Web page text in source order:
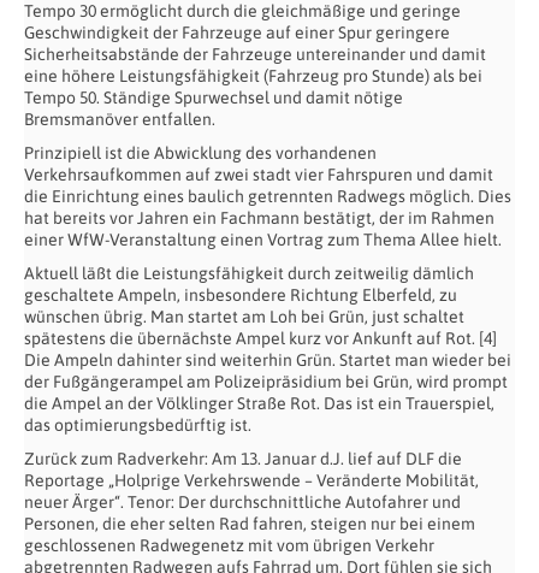
Tempo 30 ermöglicht durch die gleichmäßige und geringe
Geschwindigkeit der Fahrzeuge auf einer Spur geringere
Sicherheitsabstände der Fahrzeuge untereinander und damit
eine höhere Leistungsfähigkeit (Fahrzeug pro Stunde) als bei
Tempo 50. Ständige Spurwechsel und damit nötige
Bremsmanöver entfallen.
Prinzipiell ist die Abwicklung des vorhandenen
Verkehrsaufkommen auf zwei stadt vier Fahrspuren und damit
die Einrichtung eines baulich getrennten Radwegs möglich. Dies
hat bereits vor Jahren ein Fachmann bestätigt, der im Rahmen
einer WfW-Veranstaltung einen Vortrag zum Thema Allee hielt.
Aktuell läßt die Leistungsfähigkeit durch zeitweilig dämlich
geschaltete Ampeln, insbesondere Richtung Elberfeld, zu
wünschen übrig. Man startet am Loh bei Grün, just schaltet
spätestens die übernächste Ampel kurz vor Ankunft auf Rot. [4]
Die Ampeln dahinter sind weiterhin Grün. Startet man wieder bei
der Fußgängerampel am Polizeipräsidium bei Grün, wird prompt
die Ampel an der Völklinger Straße Rot. Das ist ein Trauerspiel,
das optimierungsbedürftig ist.
Zurück zum Radverkehr: Am 13. Januar d.J. lief auf DLF die
Reportage „Holprige Verkehrswende – Veränderte Mobilität,
neuer Ärger“. Tenor: Der durchschnittliche Autofahrer und
Personen, die eher selten Rad fahren, steigen nur bei einem
geschlossenen Radwegenetz mit vom übrigen Verkehr
abgetrennten Radwegen aufs Fahrrad um. Dort fühlen sie sich